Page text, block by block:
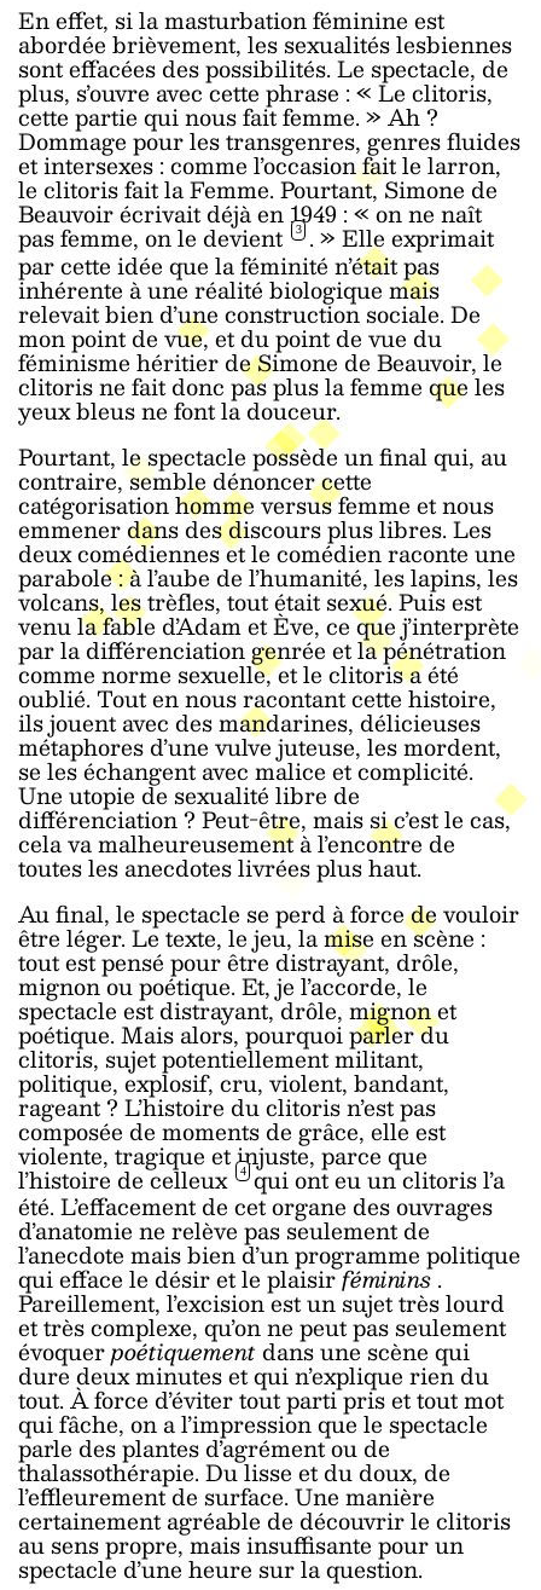
En effet, si la masturbation féminine est
abordée brièvement, les sexualités lesbiennes
sont effacées des possibilités. Le spectacle, de
plus, s’ouvre avec cette phrase : « Le clitoris,
cette partie qui nous fait femme. » Ah ?
Dommage pour les transgenres, genres fluides
et intersexes : comme l’occasion fait le larron,
le clitoris fait la Femme. Pourtant, Simone de
Beauvoir écrivait déjà en 1949 : « on ne naît
pas femme, on le devient 3. » Elle exprimait
par cette idée que la féminité n’était pas
inhérente à une réalité biologique mais
relevait bien d’une construction sociale. De
mon point de vue, et du point de vue du
féminisme héritier de Simone de Beauvoir, le
clitoris ne fait donc pas plus la femme que les
yeux bleus ne font la douceur.
Pourtant, le spectacle possède un final qui, au
contraire, semble dénoncer cette
catégorisation homme versus femme et nous
emmener dans des discours plus libres. Les
deux comédiennes et le comédien raconte une
parabole : à l’aube de l’humanité, les lapins, les
volcans, les trèfles, tout était sexué. Puis est
venu la fable d’Adam et Ève, ce que j’interprète
par la différenciation genrée et la pénétration
comme norme sexuelle, et le clitoris a été
oublié. Tout en nous racontant cette histoire,
ils jouent avec des mandarines, délicieuses
métaphores d’une vulve juteuse, les mordent,
se les échangent avec malice et complicité.
Une utopie de sexualité libre de
différenciation ? Peut-être, mais si c’est le cas,
cela va malheureusement à l’encontre de
toutes les anecdotes livrées plus haut.
Au final, le spectacle se perd à force de vouloir
être léger. Le texte, le jeu, la mise en scène :
tout est pensé pour être distrayant, drôle,
mignon ou poétique. Et, je l’accorde, le
spectacle est distrayant, drôle, mignon et
poétique. Mais alors, pourquoi parler du
clitoris, sujet potentiellement militant,
politique, explosif, cru, violent, bandant,
rageant ? L’histoire du clitoris n’est pas
composée de moments de grâce, elle est
violente, tragique et injuste, parce que
l’histoire de celleux 4qui ont eu un clitoris l’a
été. L’effacement de cet organe des ouvrages
d’anatomie ne relève pas seulement de
l’anecdote mais bien d’un programme politique
qui efface le désir et le plaisirféminins.
Pareillement, l’excision est un sujet très lourd
et très complexe, qu’on ne peut pas seulement
évoquerpoétiquement dans une scène qui
dure deux minutes et qui n’explique rien du
tout. À force d’éviter tout parti pris et tout mot
qui fâche, on a l’impression que le spectacle
parle des plantes d’agrément ou de
thalassothérapie. Du lisse et du doux, de
l’effleurement de surface. Une manière
certainement agréable de découvrir le clitoris
au sens propre, mais insuffisante pour un
spectacle d’une heure sur la question.